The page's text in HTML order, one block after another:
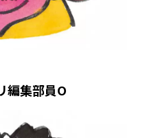
編集部員O